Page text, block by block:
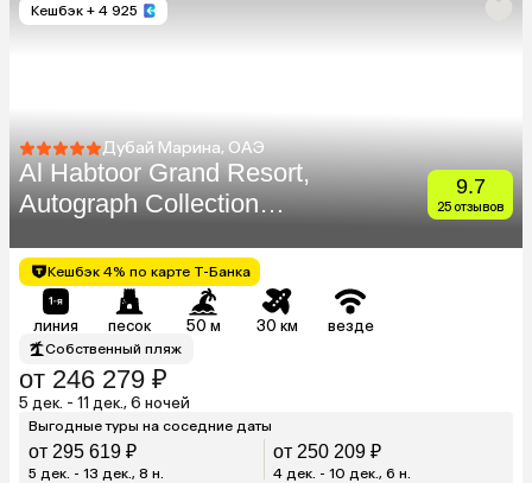
Кешбэк + 4 925
Дубай Марина, ОАЭ
Al Habtoor Grand Resort,
Autograph Collection
Resort & Spa)
9.7
25 отзывов
Кешбэк 4% по карте Т-Банка
линия песок 50 м 30 км везде
Собственный пляж
от 246 279 ₽
5 дек. - 11 дек., 6 ночей
Выгодные туры на соседние даты
от 295 619 ₽
5 дек. - 13 дек., 8 н.
от 250 209 ₽
4 дек. - 10 дек., 6 н.